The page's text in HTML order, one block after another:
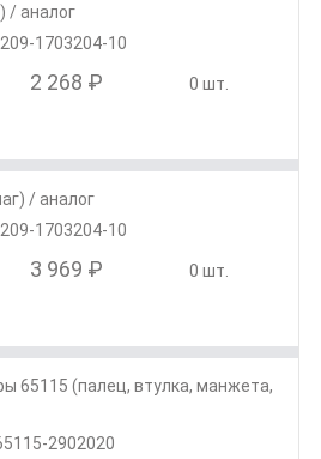
/ аналог
1703204-10
2 268 ₽ 0 шт.
/ аналог
1703204-10
3 969 ₽ 0 шт.
65115 (палец, втулка, манжета,
2902020